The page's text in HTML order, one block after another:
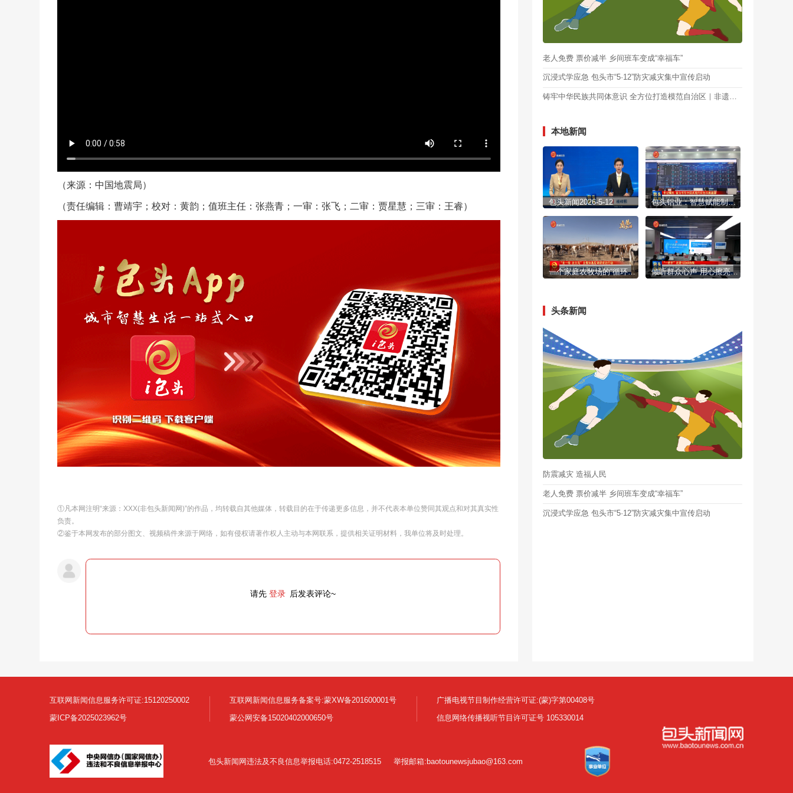
（来源：中国地震局）
（责任编辑：曹靖宇；校对：黄韵；值班主任：张燕青；一审：张飞；二审：贾星慧；三审：王睿）
①凡本网注明“来源：XXX(非包头新闻网)”的作品，均转载自其他媒体，转载目的在于传递更多信息，并不代表本单位赞同其观点和对其真实性
负责。
②鉴于本网发布的部分图文、视频稿件来源于网络，如有侵权请著作权人主动与本网联系，提供相关证明材料，我单位将及时处理。
请先 登录 后发表评论~
老人免费 票价减半 乡间班车变成“幸福车”
沉浸式学应急 包头市“5·12”防灾减灾集中宣传启动
铸牢中华民族共同体意识 全方位打造模范自治区｜非遗生香 田园逐梦 奏响产业交响新乐章
本地新闻
包头新闻2026-5-12 包头铝业：智慧赋能制造 科技服务生产
一个家庭农牧场的“循环账本” 倾听群众心声 用心擦亮包头文旅名片
头条新闻
防震减灾 造福人民
老人免费 票价减半 乡间班车变成“幸福车”
沉浸式学应急 包头市“5·12”防灾减灾集中宣传启动
互联网新闻信息服务许可证:15120250002
蒙ICP备2025023962号
互联网新闻信息服务备案号:蒙XW备201600001号
蒙公网安备15020402000650号
广播电视节目制作经营许可证:(蒙)字第00408号
信息网络传播视听节目许可证号 105330014
包头新闻网违法及不良信息举报电话:0472-2518515 举报邮箱:baotounewsjubao@163.com